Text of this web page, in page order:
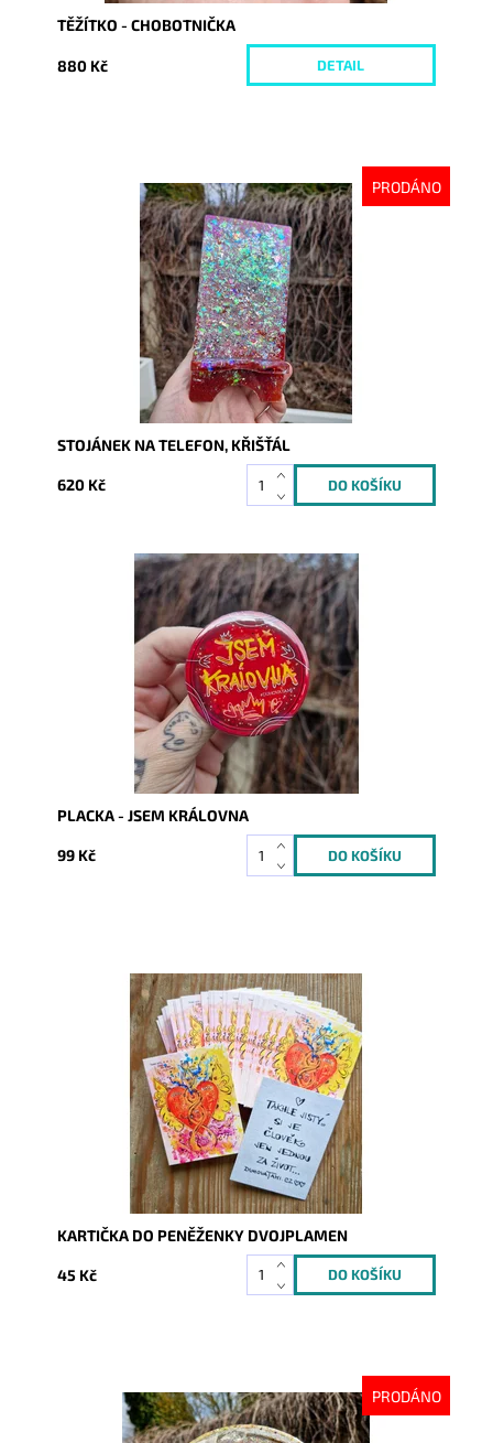
TĚŽÍTKO - CHOBOTNIČKA
880 Kč DETAIL
PRODÁNO
Dostupnost:
Skladem
10176
STOJÁNEK NA TELEFON, KŘIŠŤÁL
620 Kč
Dostupnost:
Skladem
10150
PLACKA - JSEM KRÁLOVNA
99 Kč
Dostupnost:
Skladem
9924
KARTIČKA DO PENĚŽENKY DVOJPLAMEN
45 Kč
PRODÁNO
Dostupnost:
Vyprodáno